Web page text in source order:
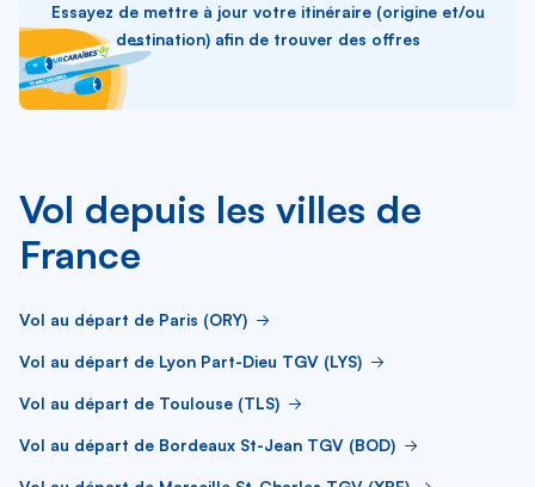
Essayez de mettre à jour votre itinéraire (origine et/ou
destination) afin de trouver des offres
Vol depuis les villes de
France
Vol au départ de Paris (ORY)
Vol au départ de Lyon Part-Dieu TGV (LYS)
Vol au départ de Toulouse (TLS)
Vol au départ de Bordeaux St-Jean TGV (BOD)